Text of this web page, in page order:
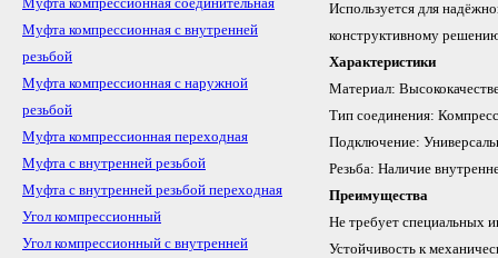
Муфта компрессионная соединительная
Муфта компрессионная с внутренней
резьбой
Муфта компрессионная с наружной
резьбой
Муфта компрессионная переходная
Муфта с внутренней резьбой
Муфта с внутренней резьбой переходная
Угол компрессионный
Угол компрессионный с внутренней
Используется для
конструктивному
Характеристики
Материал:
Тип соединения:
Подключение:
Резьба: Наличие
Преимущества
Не требует специальных
Устойчивость к